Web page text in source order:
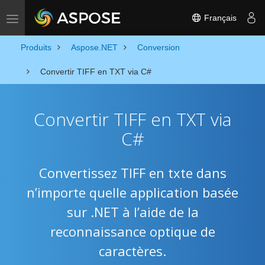
Basculer la navigation Français
Produits Aspose.NET Conversion
Convertir TIFF en TXT via C#
Convertir TIFF en TXT via
C#
Convertissez TIFF en txte dans
n’importe quelle application basée
sur .NET à l’aide de la
reconnaissance optique de
caractères.